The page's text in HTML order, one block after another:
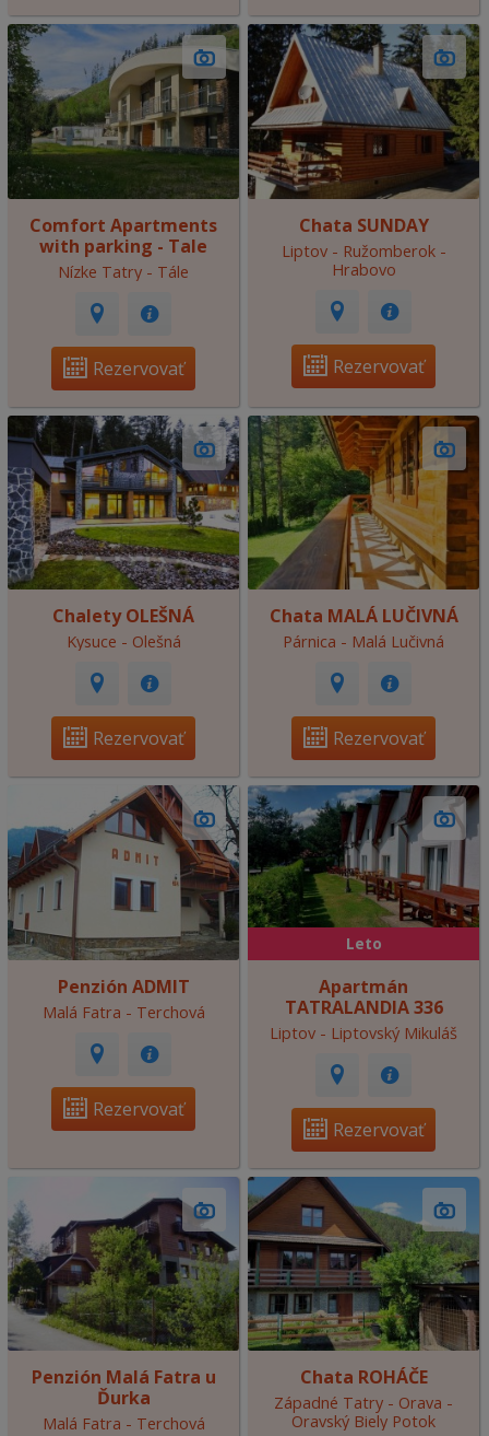
Comfort Apartments
with parking - Tale
Nízke Tatry - Tále
Rezervovať
Chata SUNDAY
Liptov - Ružomberok -
Hrabovo
Rezervovať
Chalety OLEŠNÁ
Kysuce - Olešná
Rezervovať
Chata MALÁ LUČIVNÁ
Párnica - Malá Lučivná
Rezervovať
Penzión ADMIT
Malá Fatra - Terchová
Rezervovať
Leto
Apartmán
TATRALANDIA 336
Liptov - Liptovský Mikuláš
Rezervovať
Penzión Malá Fatra u
Ďurka
Malá Fatra - Terchová
Chata ROHÁČE
Západné Tatry - Orava -
Oravský Biely Potok